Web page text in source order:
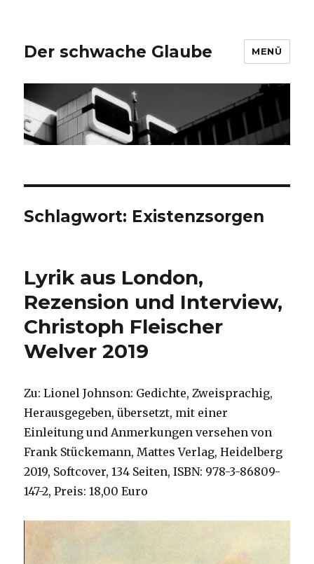
Der schwache Glaube MENÜ
Schlagwort: Existenzsorgen
Lyrik aus London,
Rezension und Interview,
Christoph Fleischer
Welver 2019
Zu: Lionel Johnson: Gedichte, Zweisprachig,
Herausgegeben, übersetzt, mit einer
Einleitung und Anmerkungen versehen von
Frank Stückemann, Mattes Verlag, Heidelberg
2019, Softcover, 134 Seiten, ISBN: 978-3-86809-
147-2, Preis: 18,00 Euro